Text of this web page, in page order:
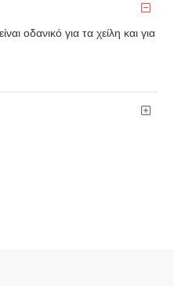
οδανικό για τα χείλη και για